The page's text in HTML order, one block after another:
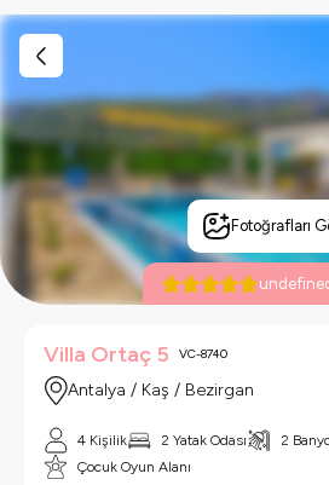
Fotoğrafları
Villa Ortaç 5 VC-8740
Antalya / Kaş / Bezirgan
4 Kişilik 2 Yatak Odası 2
Çocuk Oyun Alanı